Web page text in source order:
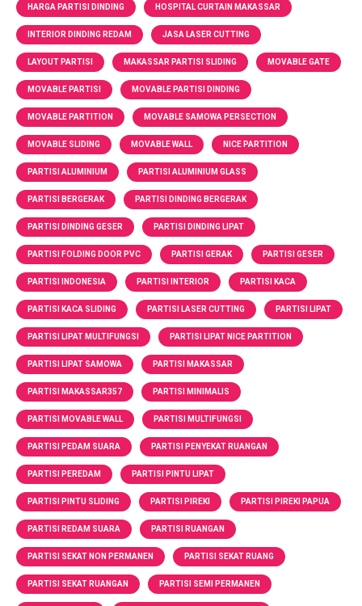
HARGA PARTISI DINDING HOSPITAL CURTAIN MAKASSAR
INTERIOR DINDING REDAM JASA LASER CUTTING
LAYOUT PARTISI MAKASSAR PARTISI SLIDING MOVABLE GATE
MOVABLE PARTISI MOVABLE PARTISI DINDING
MOVABLE PARTITION MOVABLE SAMOWA PERSECTION
MOVABLE SLIDING MOVABLE WALL NICE PARTITION
PARTISI ALUMINIUM PARTISI ALUMINIUM GLASS
PARTISI BERGERAK PARTISI DINDING BERGERAK
PARTISI DINDING GESER PARTISI DINDING LIPAT
PARTISI FOLDING DOOR PVC PARTISI GERAK PARTISI GESER
PARTISI INDONESIA PARTISI INTERIOR PARTISI KACA
PARTISI KACA SLIDING PARTISI LASER CUTTING PARTISI LIPAT
PARTISI LIPAT MULTIFUNGSI PARTISI LIPAT NICE PARTITION
PARTISI LIPAT SAMOWA PARTISI MAKASSAR
PARTISI MAKASSAR357 PARTISI MINIMALIS
PARTISI MOVABLE WALL PARTISI MULTIFUNGSI
PARTISI PEDAM SUARA PARTISI PENYEKAT RUANGAN
PARTISI PEREDAM PARTISI PINTU LIPAT
PARTISI PINTU SLIDING PARTISI PIREKI PARTISI PIREKI PAPUA
PARTISI REDAM SUARA PARTISI RUANGAN
PARTISI SEKAT NON PERMANEN PARTISI SEKAT RUANG
PARTISI SEKAT RUANGAN PARTISI SEMI PERMANEN